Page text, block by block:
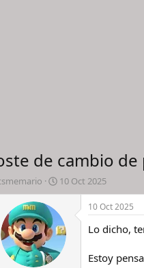
de cambio de
F
e
h
a
e
10 Oct 2025
10 Oct 2025
Lo dicho,
Estoy